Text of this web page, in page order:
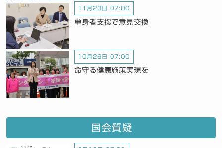
11月23日 07:00
単身者支援で意見交換
10月26日 07:00
命守る健康施策実現を
国会質疑